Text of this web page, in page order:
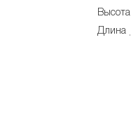
Высота
Длина